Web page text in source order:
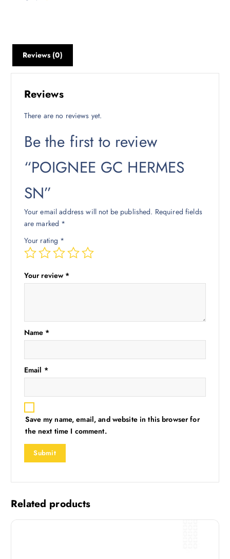
Reviews (0)
Reviews
There are no reviews yet.
Be the first to review
“POIGNEE GC HERMES
SN”
Your email address will not be published. Required fields
are marked *
Your rating *
Your review *
Name *
Email *
Save my name, email, and website in this browser for
the next time I comment.
Related products